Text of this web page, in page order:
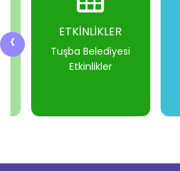
‹ ETKİNLİKLER
Tuşba Belediyesi
Etkinlikler